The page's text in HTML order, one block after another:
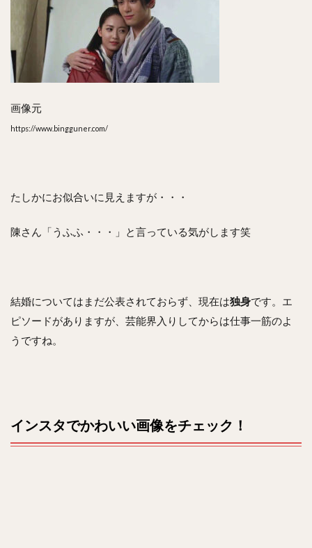
画像元
https://www.bingguner.com/
たしかにお似合いに見えますが・・・
陳さん「うふふ・・・」と言っている気がします笑
結婚についてはまだ公表されておらず、現在は独身です。エ
ピソードがありますが、芸能界入りしてからは仕事一筋のよ
うですね。
インスタでかわいい画像をチェック！